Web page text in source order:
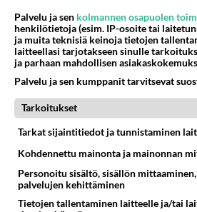
"Suomi on ajanut itsensä
voittaa Ukrainassa, Suomi on
kusessa."
Suomi on loistavassa
ja Nato viimeisenä lukkona
paremmin kuin koskaan
Palvelu ja sen kolmannen osapuolen
henkilötietoja (esim. IP-osoite tai
ja muita teknisiä keinoja tietojen
laitteellasi tarjotakseen sinulle
ja parhaan mahdollisen
Palvelu ja sen kumppanit tarvitsevat
Tarkoitukset
Tarkat sijaintitiedot ja tunnistaminen
Kohdennettu mainonta ja mainonnan
Personoitu sisältö, sisällön
palvelujen kehittäminen
Tietojen tallentaminen laitteelle ja/tai